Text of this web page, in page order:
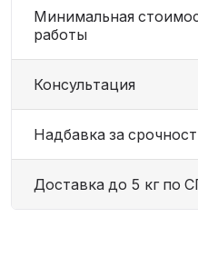
Минимальная
работы
Консультация
Надбавка за
Доставка до 5 кг по